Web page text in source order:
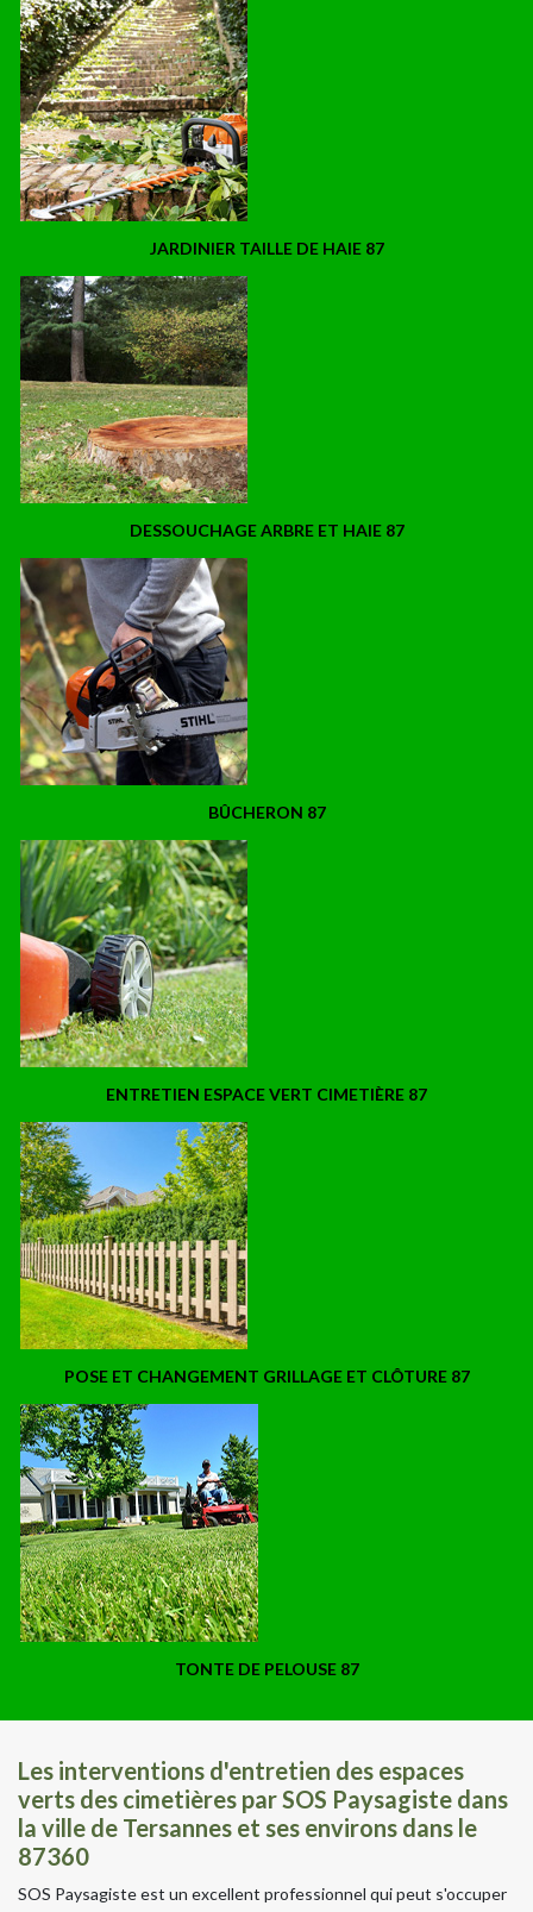
JARDINIER TAILLE DE HAIE 87
DESSOUCHAGE ARBRE ET HAIE 87
BÛCHERON 87
ENTRETIEN ESPACE VERT CIMETIÈRE 87
POSE ET CHANGEMENT GRILLAGE ET CLÔTURE 87
TONTE DE PELOUSE 87
Les interventions d'entretien des espaces
verts des cimetières par SOS Paysagiste dans
la ville de Tersannes et ses environs dans le
87360
SOS Paysagiste est un excellent professionnel qui peut s'occuper